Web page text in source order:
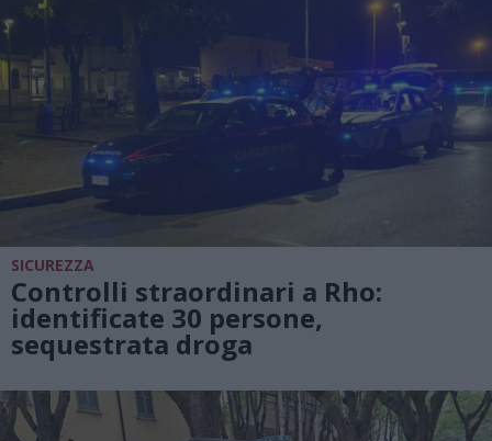
SICUREZZA
Controlli straordinari a Rho:
identificate 30 persone,
sequestrata droga